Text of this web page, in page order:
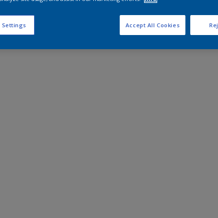
Settings Accept All Cookies